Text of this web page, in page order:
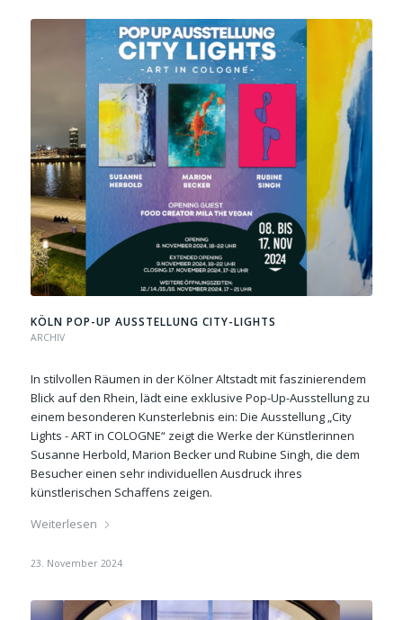
KÖLN POP-UP AUSSTELLUNG CITY-LIGHTS
ARCHIV
In stilvollen Räumen in der Kölner Altstadt mit faszinierendem
Blick auf den Rhein, lädt eine exklusive Pop-Up-Ausstellung zu
einem besonderen Kunsterlebnis ein: Die Ausstellung „City
Lights - ART in COLOGNE“ zeigt die Werke der Künstlerinnen
Susanne Herbold, Marion Becker und Rubine Singh, die dem
Besucher einen sehr individuellen Ausdruck ihres
künstlerischen Schaffens zeigen.
Weiterlesen
23. November 2024